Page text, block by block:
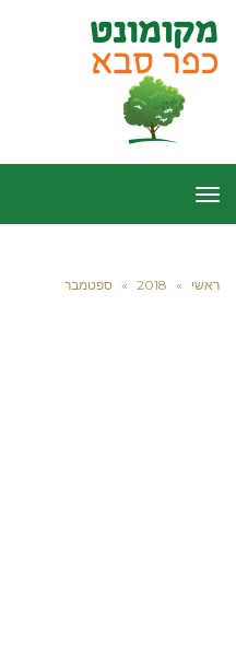
תפריט
ראשי »
2018
» ספטמבר